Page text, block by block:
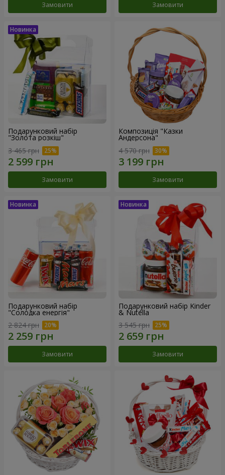
Замовити Замовити
Подарунковий набір
"Золота розкіш"
3 465 грн
Замовити
Композиція "Казки
Андерсона"
4 570 грн
Замовити
Подарунковий набір
"Солодка енергія"
2 824 грн
Замовити
Подарунковий набір Kinder
& Nutella
3 545 грн
Замовити